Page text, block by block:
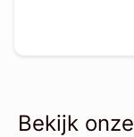
Bekijk onze